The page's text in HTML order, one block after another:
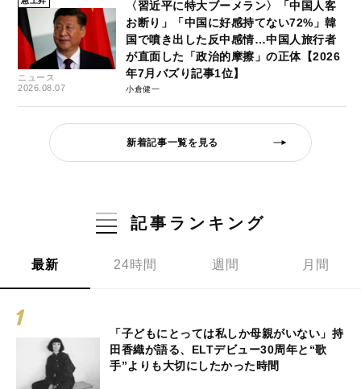
ニュース
2026.08.07
〈習近平に特大ブーメラン〉「中国人客
お断り」「中国に好感持てない72%」韓
国で噴き出した反中感情…中国人旅行者
が直面した「政治的摩擦」の正体【2026
年7月バズり記事1位】
小倉健一
新着記事一覧を見る
記事ランキング
最新 24時間 週間 月間
「子どもにとっては私しか母親がいない」持
田香織が語る、ELTデビュー30周年と“歌
手”よりも大切にしたかった時間